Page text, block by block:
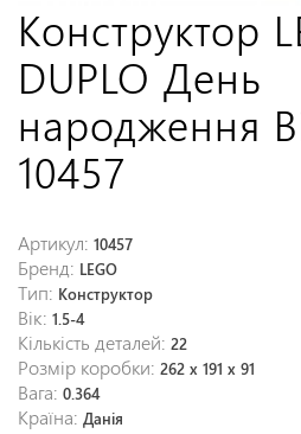
Конструктор
DUPLO День
народження
10457
Артикул: 10457
Бренд: LEGO
Тип: Конструктор
Вік: 1.5-4
Кількість деталей: 22
Розмір коробки: 262 x 191 x 91
Вага: 0.364
Країна: Данія